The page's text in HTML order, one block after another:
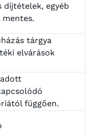
díjtételek, egyéb
tárgya
elvárások
függően.